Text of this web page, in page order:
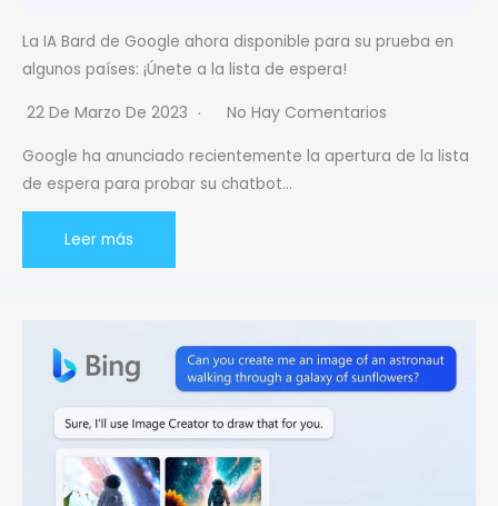
La IA Bard de Google ahora disponible para su prueba en
algunos países: ¡Únete a la lista de espera!
22 De Marzo De 2023 No Hay Comentarios
Google ha anunciado recientemente la apertura de la lista
de espera para probar su chatbot…
Leer más